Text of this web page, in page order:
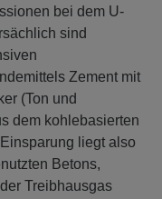
bei dem U-
sind
Zement mit
(Ton und
dem kohlebasierten
liegt also
Betons,
Treibhausgas